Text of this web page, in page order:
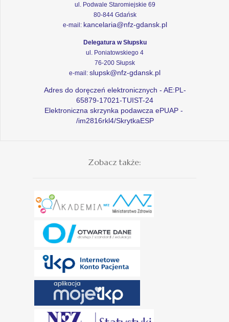
ul. Podwale Staromiejskie 69
80-844 Gdańsk
e-mail: kancelaria@nfz-gdansk.pl
Delegatura w Słupsku
ul. Poniatowskiego 4
76-200 Słupsk
e-mail: slupsk@nfz-gdansk.pl
Adres do doręczeń elektronicznych - AE:PL-
65879-17021-TUIST-24
Elektroniczna skrzynka podawcza ePUAP -
/im2816rkl4/SkrytkaESP
Zobacz także: